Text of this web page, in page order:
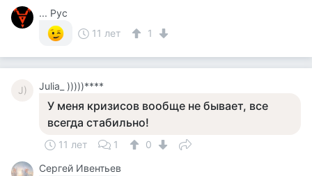
... Рус
11 лет
1
J) Julia_ )))))****
У меня кризисов вообще не бывает, все
всегда стабильно!
11 лет 1
0
Сергей Ивентьев